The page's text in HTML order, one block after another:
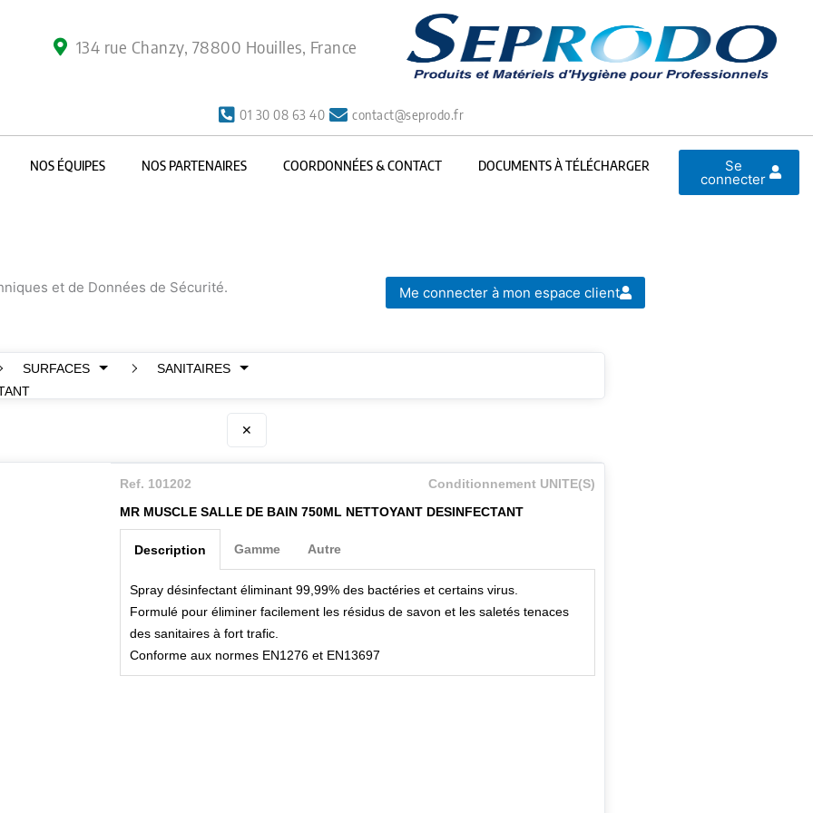
134 rue Chanzy, 78800 Houilles, France
01 30 08 63 40 contact@seprodo.fr
NOS ÉQUIPES NOS PARTENAIRES COORDONNÉES & CONTACT DOCUMENTS À TÉLÉCHARGER Se
connecter
et de Données de Sécurité. Me connecter à mon espace client
SURFACES
SANITAIRES
✕
Ref. 101202
Conditionnement UNITE(S)
MR MUSCLE SALLE DE BAIN 750ML NETTOYANT DESINFECTANT
Description
Spray désinfectant éliminant 99,99% des bactéries et certains virus.
Formulé pour éliminer facilement les résidus de savon et les saletés tenaces
des sanitaires à fort trafic.
Conforme aux normes EN1276 et EN13697
Gamme Autre